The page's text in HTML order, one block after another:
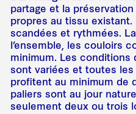
partage et la
propres au tissu
scandées et rythmées.
l’ensemble, les couloirs
minimum. Les conditions
sont variées et toutes
profitent au minimum de
paliers sont au jour
seulement deux ou trois